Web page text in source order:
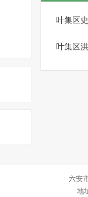
叶集区
叶集区
六安
地